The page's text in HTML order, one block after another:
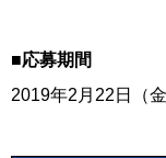
■応募期間
2019年2月22日（